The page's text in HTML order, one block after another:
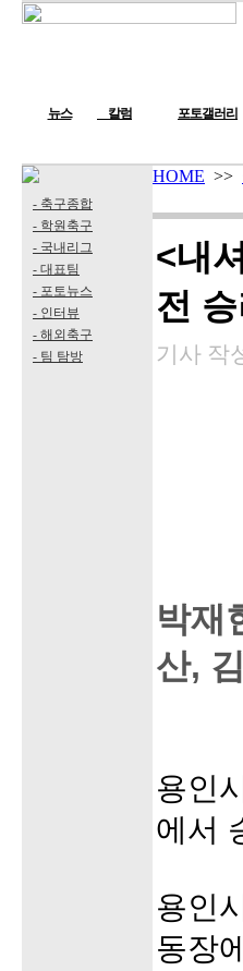
뉴스 칼럼 포토갤러리
- 축구종합
- 학원축구
- 국내리그
- 대표팀
- 포토뉴스
- 인터뷰
- 해외축구
- 팀 탐방
HOME >>
<내
전 승
기사 작
박재
산,
용인
에서
용인
동장